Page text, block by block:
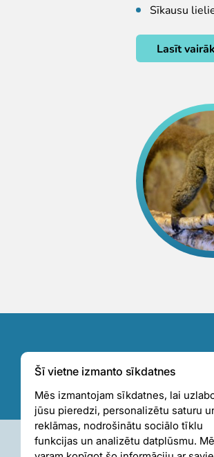
Sīkausu
Lasīt vairāk
Šī vietne izmanto sīkdatnes
Mēs izmantojam sīkdatnes, lai
jūsu pieredzi, personalizētu saturu
reklāmas, nodrošinātu sociālo tīklu
funkcijas un analizētu datplūsmu.